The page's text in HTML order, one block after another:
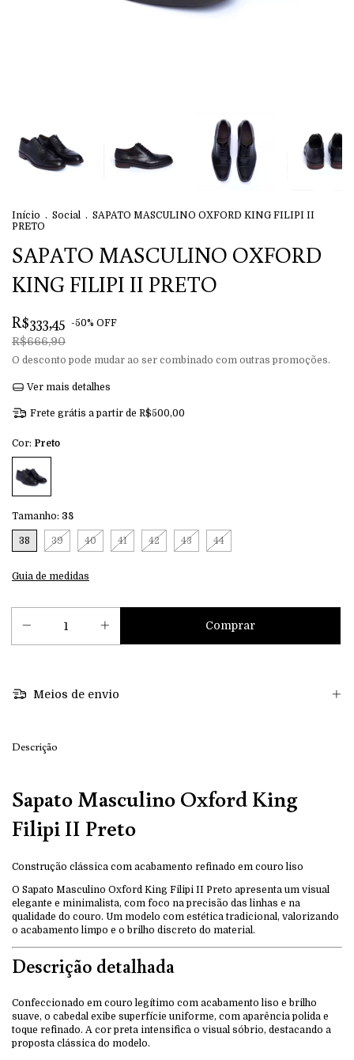
Início . Social . SAPATO MASCULINO OXFORD KING FILIPI II
PRETO
SAPATO MASCULINO OXFORD
KING FILIPI II PRETO
R$333,45 -50% OFF
R$666,90
O desconto pode mudar ao ser combinado com outras promoções.
Ver mais detalhes
Frete grátis a partir de R$500,00
Cor: Preto
Tamanho: 38
38 39 40 41 42 43 44
Guia de medidas
Meios de envio
Descrição
Sapato Masculino Oxford King
Filipi II Preto
Construção clássica com acabamento refinado em couro liso
O Sapato Masculino Oxford King Filipi II Preto apresenta um visual
elegante e minimalista, com foco na precisão das linhas e na
qualidade do couro. Um modelo com estética tradicional, valorizando
o acabamento limpo e o brilho discreto do material.
Descrição detalhada
Confeccionado em couro legítimo com acabamento liso e brilho
suave, o cabedal exibe superfície uniforme, com aparência polida e
toque refinado. A cor preta intensifica o visual sóbrio, destacando a
proposta clássica do modelo.